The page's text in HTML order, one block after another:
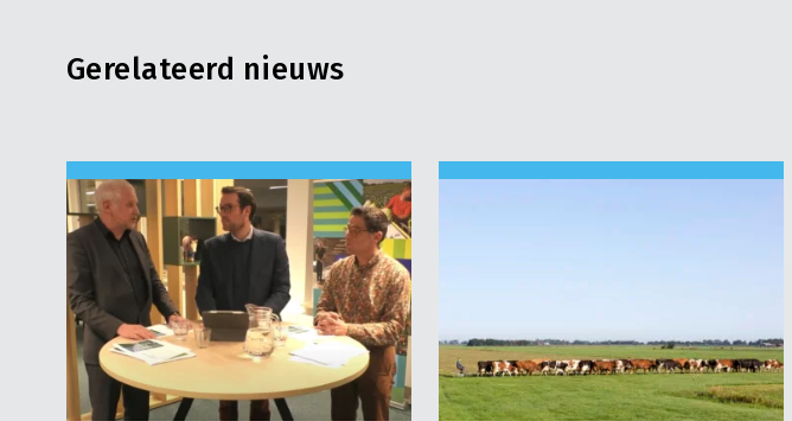
Gerelateerd nieuws